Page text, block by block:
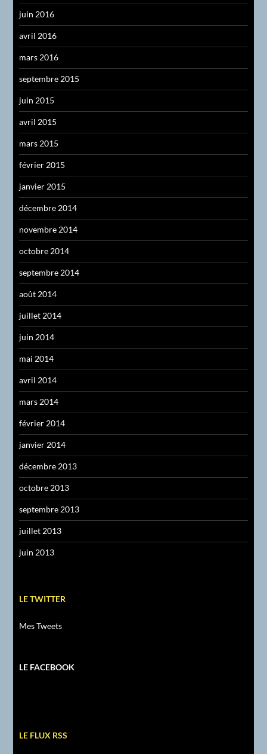
juin 2016
avril 2016
mars 2016
septembre 2015
juin 2015
avril 2015
mars 2015
février 2015
janvier 2015
décembre 2014
novembre 2014
octobre 2014
septembre 2014
août 2014
juillet 2014
juin 2014
mai 2014
avril 2014
mars 2014
février 2014
janvier 2014
décembre 2013
octobre 2013
septembre 2013
juillet 2013
juin 2013
LE TWITTER
Mes Tweets
LE FACEBOOK
LE FLUX RSS